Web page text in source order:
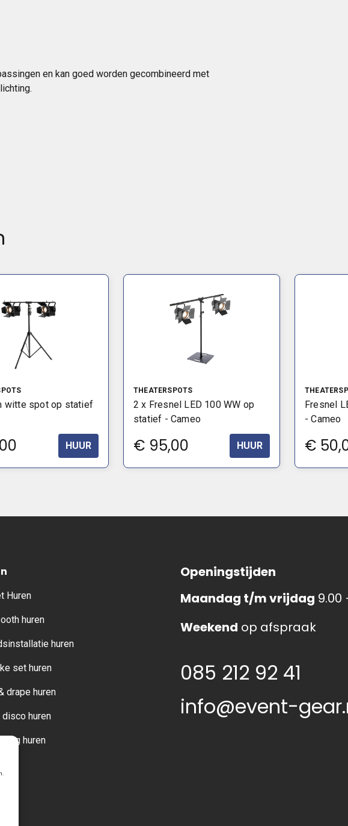
en kan goed worden gecombineerd met
witte spot op statief
HUUR
THEATERSPOTS
2 x Fresnel LED 100 WW op
statief - Cameo
€ 95,00 HUUR
Fresnel
- Cameo
€
Huren
huren
huren
set huren
drape huren
huren
huren
Openingstijden
Maandag t/m vrijdag 9.00
Weekend op afspraak
085 212 92 41
info@event-